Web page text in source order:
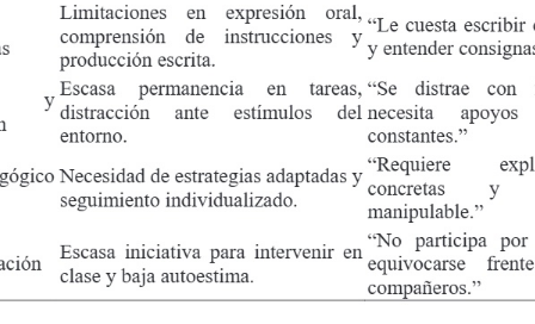
Limitaciones en expresión
oral,
comprensión
de instrucciones
y
producción escrita.
“Le cuesta escribir
y entender
y
Escasa permanencia en
tareas,
distracción
ante estímulos
del
entorno.
“Se distrae con
necesita
apoyos
constantes.”
Necesidad de estrategias adaptadas y
seguimiento individualizado.
“Requiere
concretas
y
manipulable.”
Escasa iniciativa para intervenir en
clase y baja autoestima.
“No participa por
equivocarse
frente
compañeros.”